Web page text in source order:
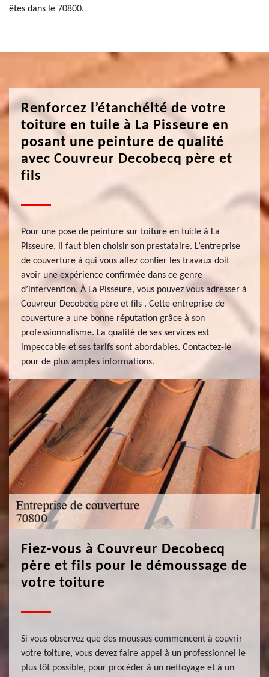
êtes dans le 70800.
Renforcez l’étanchéité de votre
toiture en tuile à La Pisseure en
posant une peinture de qualité
avec Couvreur Decobecq père et
fils
Pour une pose de peinture sur toiture en tui:le à La
Pisseure, il faut bien choisir son prestataire. L’entreprise
de couverture à qui vous allez confier les travaux doit
avoir une expérience confirmée dans ce genre
d’intervention. À La Pisseure, vous pouvez vous adresser à
Couvreur Decobecq père et fils . Cette entreprise de
couverture a une bonne réputation grâce à son
professionnalisme. La qualité de ses services est
impeccable et ses tarifs sont abordables. Contactez-le
pour de plus amples informations.
Fiez-vous à Couvreur Decobecq
père et fils pour le démoussage de
votre toiture
Si vous observez que des mousses commencent à couvrir
votre toiture, vous devez faire appel à un professionnel le
plus tôt possible, pour procéder à un nettoyage et à un